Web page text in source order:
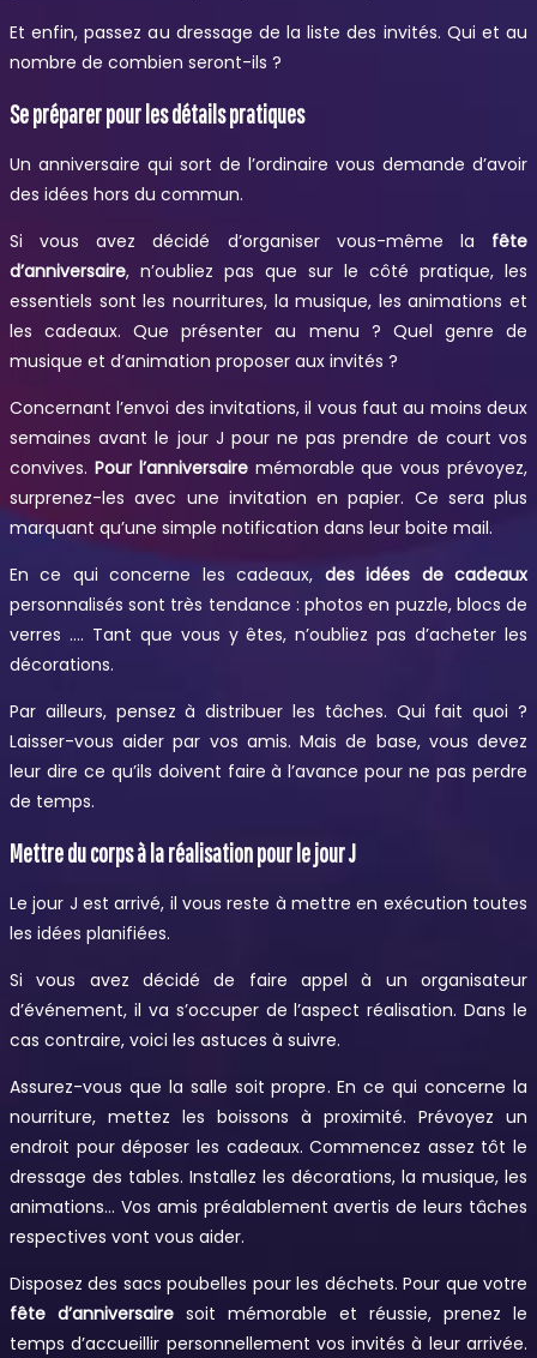
Et enfin, passez au dressage de la liste des invités. Qui et au
nombre de combien seront-ils ?
Se préparer pour les détails pratiques
Un anniversaire qui sort de l’ordinaire vous demande d’avoir
des idées hors du commun.
Si vous avez décidé d’organiser vous-même la fête
d’anniversaire, n’oubliez pas que sur le côté pratique, les
essentiels sont les nourritures, la musique, les animations et
les cadeaux. Que présenter au menu ? Quel genre de
musique et d’animation proposer aux invités ?
Concernant l’envoi des invitations, il vous faut au moins deux
semaines avant le jour J pour ne pas prendre de court vos
convives. Pour l’anniversairemémorable que vous prévoyez,
surprenez-les avec une invitation en papier. Ce sera plus
marquant qu’une simple notification dans leur boite mail.
En ce qui concerne les cadeaux, des idées de cadeaux
personnalisés sont très tendance : photos en puzzle, blocs de
verres …. Tant que vous y êtes, n’oubliez pas d’acheter les
décorations.
Par ailleurs, pensez à distribuer les tâches. Qui fait quoi ?
Laisser-vous aider par vos amis. Mais de base, vous devez
leur dire ce qu’ils doivent faire à l’avance pour ne pas perdre
de temps.
Mettre du corps à la réalisation pour le jour J
Le jour J est arrivé, il vous reste à mettre en exécution toutes
les idées planifiées.
Si vous avez décidé de faire appel à un organisateur
d’événement, il va s’occuper de l’aspect réalisation. Dans le
cas contraire, voici les astuces à suivre.
Assurez-vous que la salle soit propre. En ce qui concerne la
nourriture, mettez les boissons à proximité. Prévoyez un
endroit pour déposer les cadeaux. Commencez assez tôt le
dressage des tables. Installez les décorations, la musique, les
animations… Vos amis préalablement avertis de leurs tâches
respectives vont vous aider.
Disposez des sacs poubelles pour les déchets. Pour que votre
fête d’anniversaire soit mémorable et réussie, prenez le
temps d’accueillir personnellement vos invités à leur arrivée.